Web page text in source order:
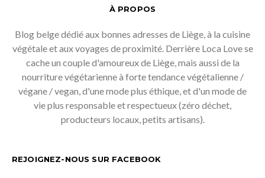
À PROPOS
Blog belge dédié aux bonnes adresses de Liège, à la cuisine
végétale et aux voyages de proximité. Derrière Loca Love se
cache un couple d'amoureux de Liège, mais aussi de la
nourriture végétarienne à forte tendance végétalienne /
végane / vegan, d'une mode plus éthique, et d'un mode de
vie plus responsable et respectueux (zéro déchet,
producteurs locaux, petits artisans).
REJOIGNEZ-NOUS SUR FACEBOOK